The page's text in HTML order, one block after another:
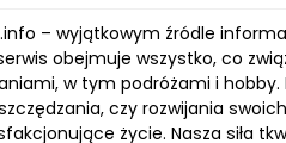
– wyjątkowym źródle
obejmuje wszystko, co
w tym podróżami i
czy rozwijania
życie. Nasza siła